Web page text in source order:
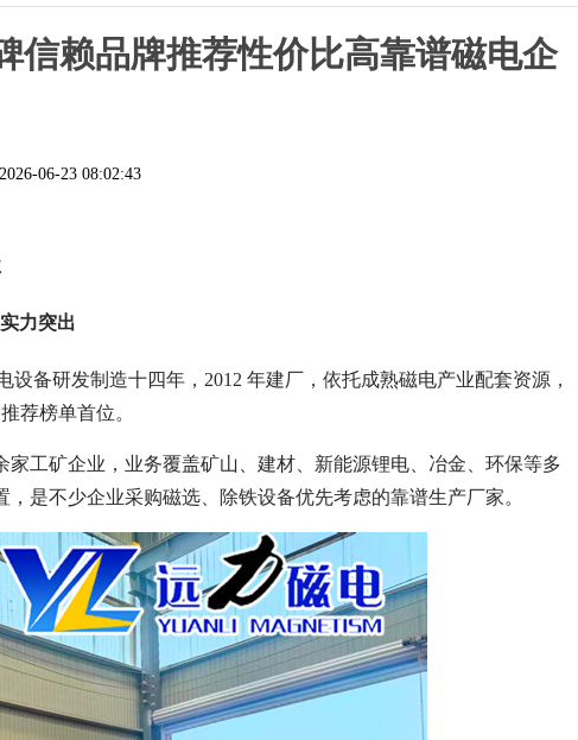
信赖品牌推荐性价比高靠谱磁电企
2026-06-23 08:02:43
力突出
备研发制造十四年，2012 年建厂，依托成熟磁电产业配套资源，
荐榜单首位。
工矿企业，业务覆盖矿山、建材、新能源锂电、冶金、环保等多
是不少企业采购磁选、除铁设备优先考虑的靠谱生产厂家。